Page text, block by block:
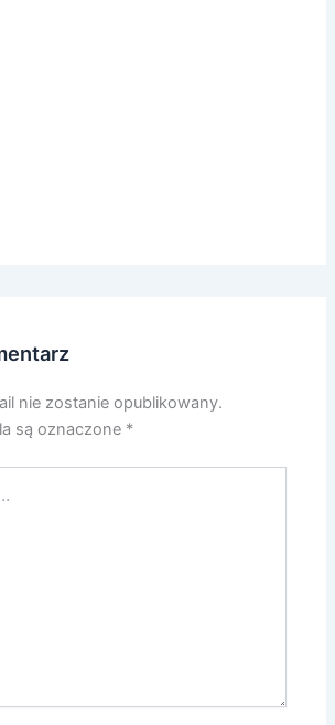
nie zostanie opublikowany.
są oznaczone *